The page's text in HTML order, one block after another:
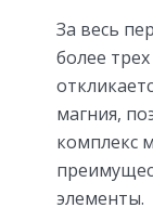
За весь
более
магния,
комплекс
элементы.